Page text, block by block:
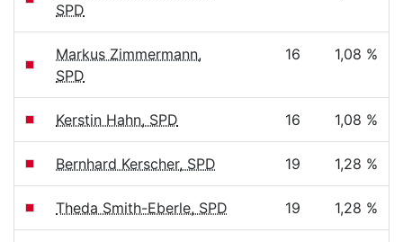
SPD
Markus Zimmermann,
SPD
16 1,08 %
Kerstin Hahn, SPD 16 1,08 %
Bernhard Kerscher, SPD 19 1,28 %
Theda Smith-Eberle, SPD 19 1,28 %